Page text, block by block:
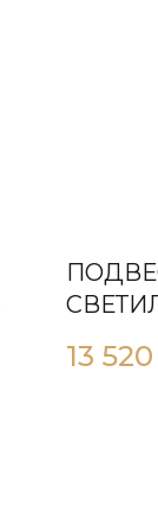
13 520